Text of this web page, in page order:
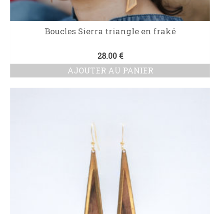
Boucles Sierra triangle en fraké
28.00 €
AJOUTER AU PANIER